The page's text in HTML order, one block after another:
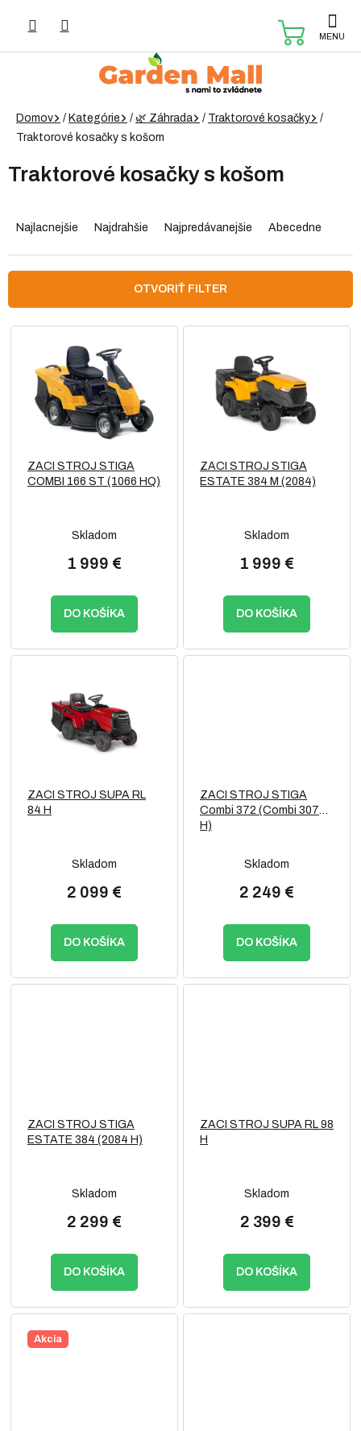
Domov / Kategórie / 🌿 Záhrada / Traktorové kosačky
/
Traktorové kosačky s košom
Traktorové kosačky s košom
a
e
n
p
Najlacnejšie Najdrahšie Najpredávanejšie Abecedne
OTVORIŤ FILTER
V
ZACI STROJ STIGA
COMBI 166 ST (1066 HQ)
Skladom
1 999 €
DO KOŠÍKA
ZACI STROJ STIGA
ESTATE 384 M (2084)
Skladom
1 999 €
DO KOŠÍKA
ZACI STROJ SUPA RL
84 H
Skladom
2 099 €
DO KOŠÍKA
ZACI STROJ STIGA
Combi 372 (Combi 3072
H)
Skladom
2 249 €
DO KOŠÍKA
ZACI STROJ STIGA
ESTATE 384 (2084 H)
Skladom
2 299 €
DO KOŠÍKA
ZACI STROJ SUPA RL 98
H
Skladom
2 399 €
DO KOŠÍKA
Akcia